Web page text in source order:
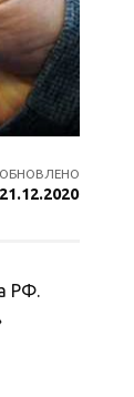
ОБНОВЛЕНО
21.12.2020
РФ.